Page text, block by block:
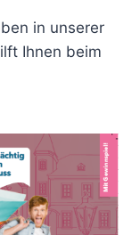
in unserer
Ihnen beim